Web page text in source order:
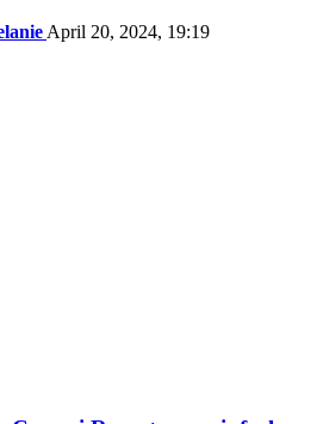
April 20, 2024, 19:19